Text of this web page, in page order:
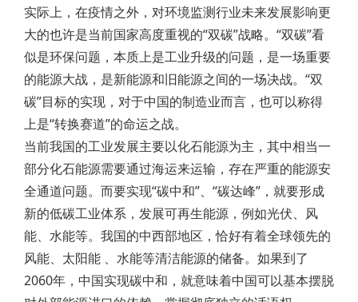
实际上，在疫情之外，对环境监测行业未来发展影响更
大的也许是当前国家高度重视的“双碳”战略。“双碳”看
似是环保问题，本质上是工业升级的问题，是一场重要
的能源大战，是新能源和旧能源之间的一场决战。“双
碳”目标的实现，对于中国的制造业而言，也可以称得
上是“转换赛道”的命运之战。
当前我国的工业发展主要以化石能源为主，其中相当一
部分化石能源需要通过海运来运输，存在严重的能源安
全通道问题。而要实现“碳中和”、“碳达峰”，就要形成
新的低碳工业体系，发展可再生能源，例如光伏、风
能、水能等。我国的中西部地区，恰好有着全球领先的
风能、太阳能 、水能等清洁能源的储备。如果到了
2060年，中国实现碳中和，就意味着中国可以基本摆脱